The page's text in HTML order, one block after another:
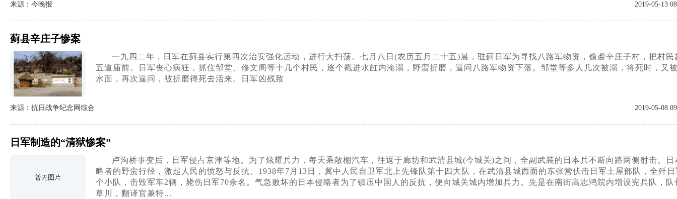
来源：今晚报 2019-05-13
蓟县辛庄子惨案
一九四二年，日军在蓟县实行第四次治安强化运动，进行大扫荡。七月八日(农历五月二十五)晨，驻蓟日军为寻找八路军物资，偷袭辛庄子村，把村民
五道庙前。日军丧心病狂，抓住邹堂、修文阁等十几个村民，逐个戳进水缸内淹溺，野蛮折磨，逼问八路军物资下落。邹堂等多人几次被溺，将死时，又
水面，再次逼问，被折磨得死去活来。日军凶残致
来源：抗日战争纪念网综合 2019-05-08
日军制造的“清狱惨案”
卢沟桥事变后，日军侵占京津等地。为了炫耀兵力，每天乘敞棚汽车，往返于廊坊和武清县城(今城关)之间，全副武装的日本兵不断向路两侧射击。日
略者的野蛮行径，激起人民的愤怒与反抗。1938年7月13日，冀中人民自卫军北上先锋队第十四大队，在武清县城西面的东张营伏击日军土屋部队，全歼
个小队，击毁军车2辆，毙伤日军70余名。气急败坏的日本侵略者为了镇压中国人的反抗，便向城关城内增加兵力。先是在南街高志鸿院内增设宪兵队，队
草川，翻译官兼特...